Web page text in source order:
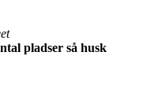
pladser så husk